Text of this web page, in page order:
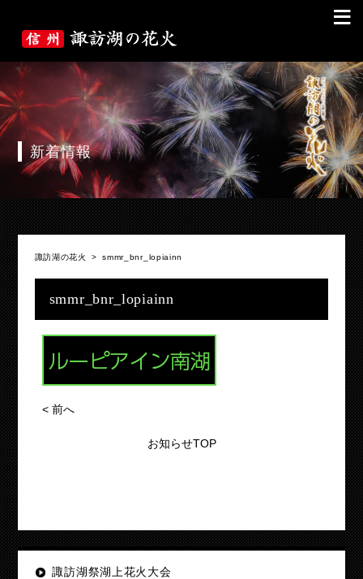
≡
新着情報
諏訪湖の花火 >smmr_bnr_lopiainn
smmr_bnr_lopiainn
<前へ
お知らせTOP
諏訪湖祭湖上花火大会